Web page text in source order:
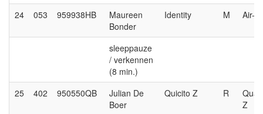
24 053 959938HB
Maureen
Bonder
Identity M Air-
sleeppauze
/ verkennen
(8 min.)
25
402 950550QB
Julian De
Boer
Quicito Z R
Z